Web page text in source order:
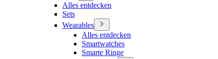
Alles entdecken
Sets
Wearables
Alles entdecken
Smartwatches
Smarte Ringe